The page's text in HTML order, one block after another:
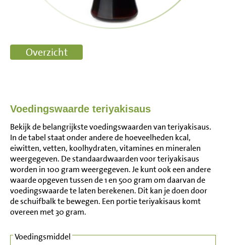
Voedingswaarde teriyakisaus
Bekijk de belangrijkste voedingswaarden van teriyakisaus.
In de tabel staat onder andere de hoeveelheden kcal,
eiwitten, vetten, koolhydraten, vitamines en mineralen
weergegeven. De standaardwaarden voor teriyakisaus
worden in 100 gram weergegeven. Je kunt ook een andere
waarde opgeven tussen de 1 en 500 gram om daarvan de
voedingswaarde te laten berekenen. Dit kan je doen door
de schuifbalk te bewegen. Een portie teriyakisaus komt
overeen met 30 gram.
Voedingsmiddel